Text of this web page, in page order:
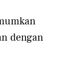
dengan